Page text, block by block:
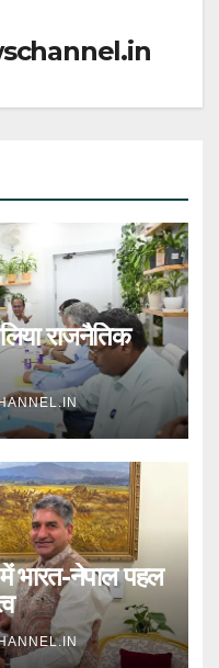
राजनैतिक
भारत-नेपाल पहल